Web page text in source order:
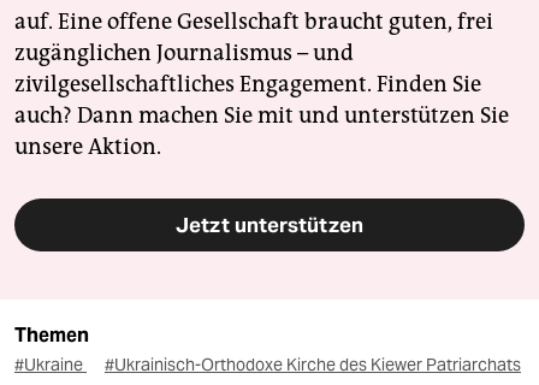
auf. Eine offene Gesellschaft braucht guten, frei
zugänglichen Journalismus – und
zivilgesellschaftliches Engagement. Finden Sie
auch? Dann machen Sie mit und unterstützen Sie
unsere Aktion.
Jetzt unterstützen
Themen
#Ukraine
#Ukrainisch-Orthodoxe Kirche des Kiewer Patriarchats